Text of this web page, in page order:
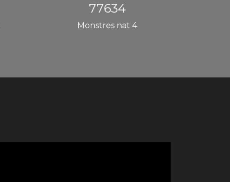
77634
Monstres nat 4